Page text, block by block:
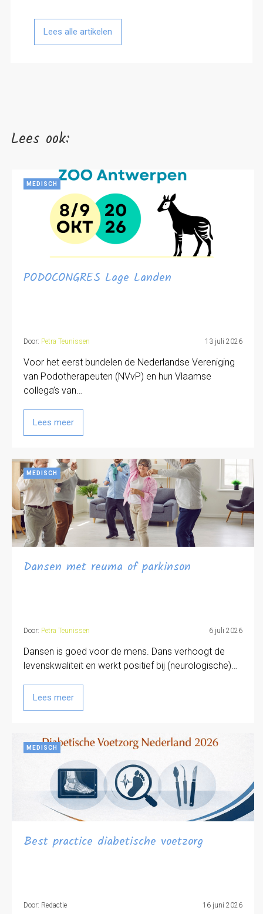
Lees alle artikelen
Lees ook:
MEDISCH
PODOCONGRES Lage Landen
Door: Petra Teunissen 13 juli 2026
Voor het eerst bundelen de Nederlandse Vereniging
van Podotherapeuten (NVvP) en hun Vlaamse
collega’s van…
Lees meer
MEDISCH
Dansen met reuma of parkinson
Door: Petra Teunissen 6 juli 2026
Dansen is goed voor de mens. Dans verhoogt de
levenskwaliteit en werkt positief bij (neurologische)…
Lees meer
MEDISCH
Best practice diabetische voetzorg
Door: Redactie 16 juni 2026